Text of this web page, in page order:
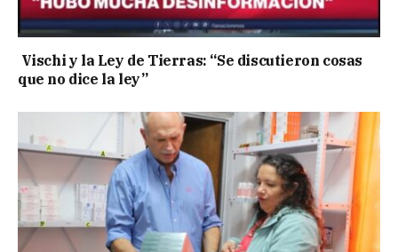
Vischi y la Ley de Tierras: “Se discutieron cosas
que no dice la ley”